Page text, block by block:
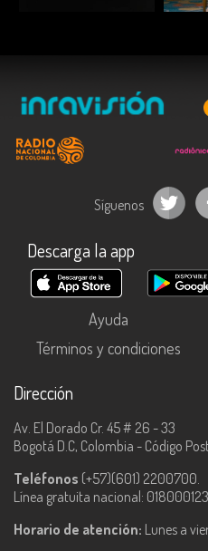
Síguenos
Descarga la app
Ayuda
Términos y condiciones
Dirección
Av. El Dorado Cr. 45 # 26 - 33
Bogotá D.C, Colombia - Código
Teléfonos (+57)(601) 2200700.
Línea gratuita nacional:
Horario de atención: Lunes a